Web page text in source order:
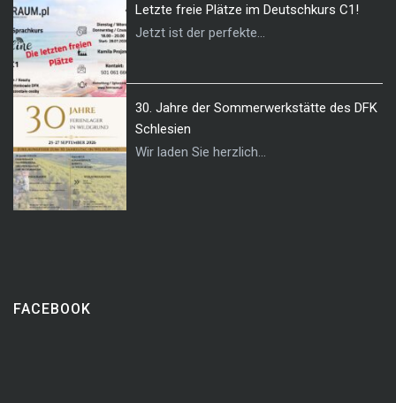
Letzte freie Plätze im Deutschkurs C1!
Jetzt ist der perfekte...
30. Jahre der Sommerwerkstätte des DFK
Schlesien
Wir laden Sie herzlich...
FACEBOOK